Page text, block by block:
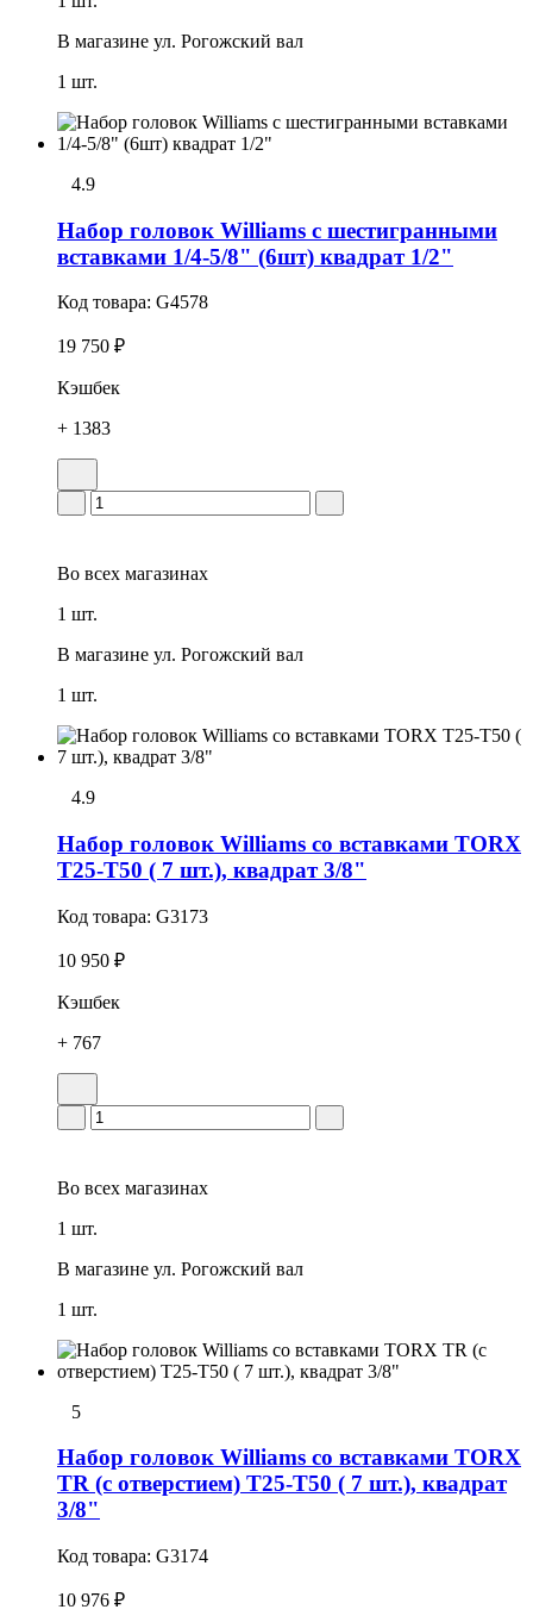
В магазине ул. Рогожский вал
1 шт.
4.9
Набор головок Williams с шестигранными
вставками 1/4-5/8" (6шт) квадрат 1/2"
Код товара: G4578
19 750 ₽
Кэшбек
+ 1383
Во всех магазинах
1 шт.
В магазине ул. Рогожский вал
1 шт.
4.9
Набор головок Williams со вставками TORX
T25-T50 ( 7 шт.), квадрат 3/8"
Код товара: G3173
10 950 ₽
Кэшбек
+ 767
Во всех магазинах
1 шт.
В магазине ул. Рогожский вал
1 шт.
5
Набор головок Williams со вставками TORX
TR (с отверстием) T25-T50 ( 7 шт.), квадрат
3/8"
Код товара: G3174
10 976 ₽